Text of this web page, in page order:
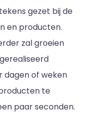
gezet bij de
en producten.
zal groeien
dagen of weken
te
paar seconden.